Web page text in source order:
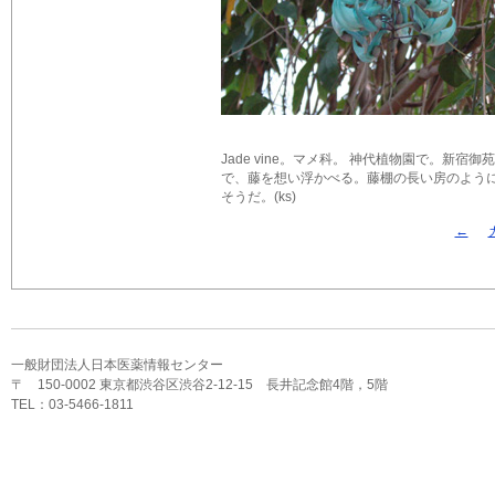
Jade vine。マメ科。 神代植物園で。新宿御
で、藤を想い浮かべる。藤棚の長い房のよう
そうだ。(ks)
←
一般財団法人日本医薬情報センター
〒 150-0002 東京都渋谷区渋谷2-12-15 長井記念館4階，5階
TEL：03-5466-1811